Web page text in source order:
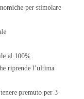
per stimolare
al 100%.
riprende l’ultima
premuto per 3